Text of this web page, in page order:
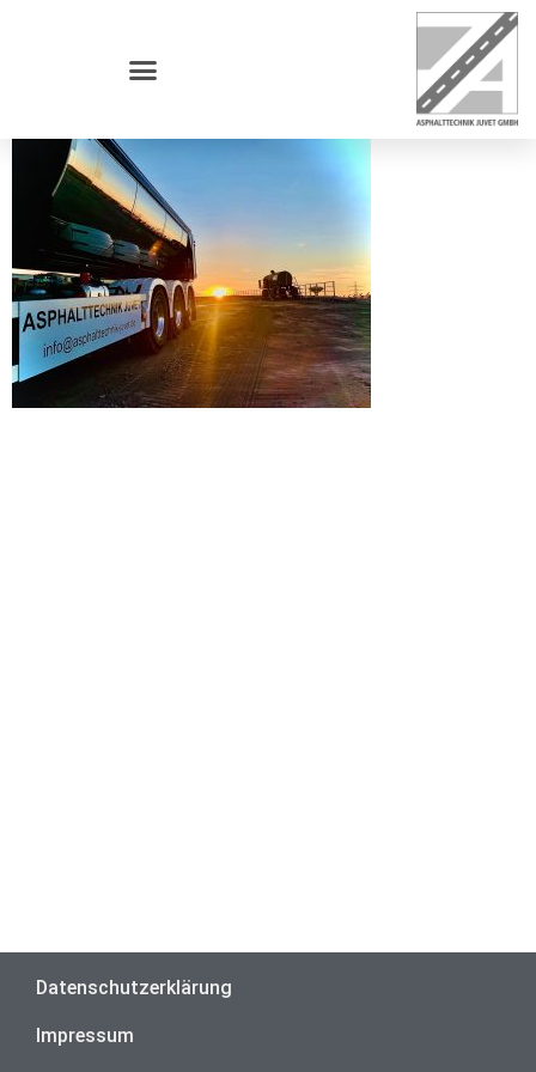
Datenschutzerklärung
Impressum